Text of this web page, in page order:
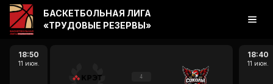
18:50
11 июн.
4
18:40
11 июн.
БАСКЕТБОЛЬНАЯ ЛИГА
«ТРУДОВЫЕ РЕЗЕРВЫ»